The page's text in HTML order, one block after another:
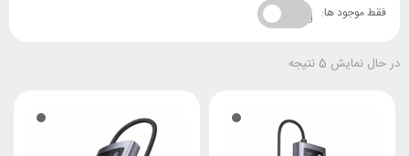
فقط موجود ها:
در حال نمایش 5 نتیجه